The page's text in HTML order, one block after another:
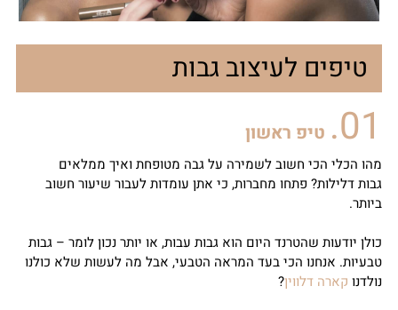
טיפים לעיצוב גבות
01. טיפ ראשון
מהו הכלי הכי חשוב לשמירה על גבה מטופחת ואיך ממלאים
גבות דלילות? פתחו מחברות, כי אתן עומדות לעבור שיעור חשוב
ביותר.
כולן יודעות שהטרנד היום הוא גבות עבות, או יותר נכון לומר – גבות
טבעיות. אנחנו הכי בעד המראה הטבעי, אבל מה לעשות שלא כולנו
נולדנו קארה דלווין?